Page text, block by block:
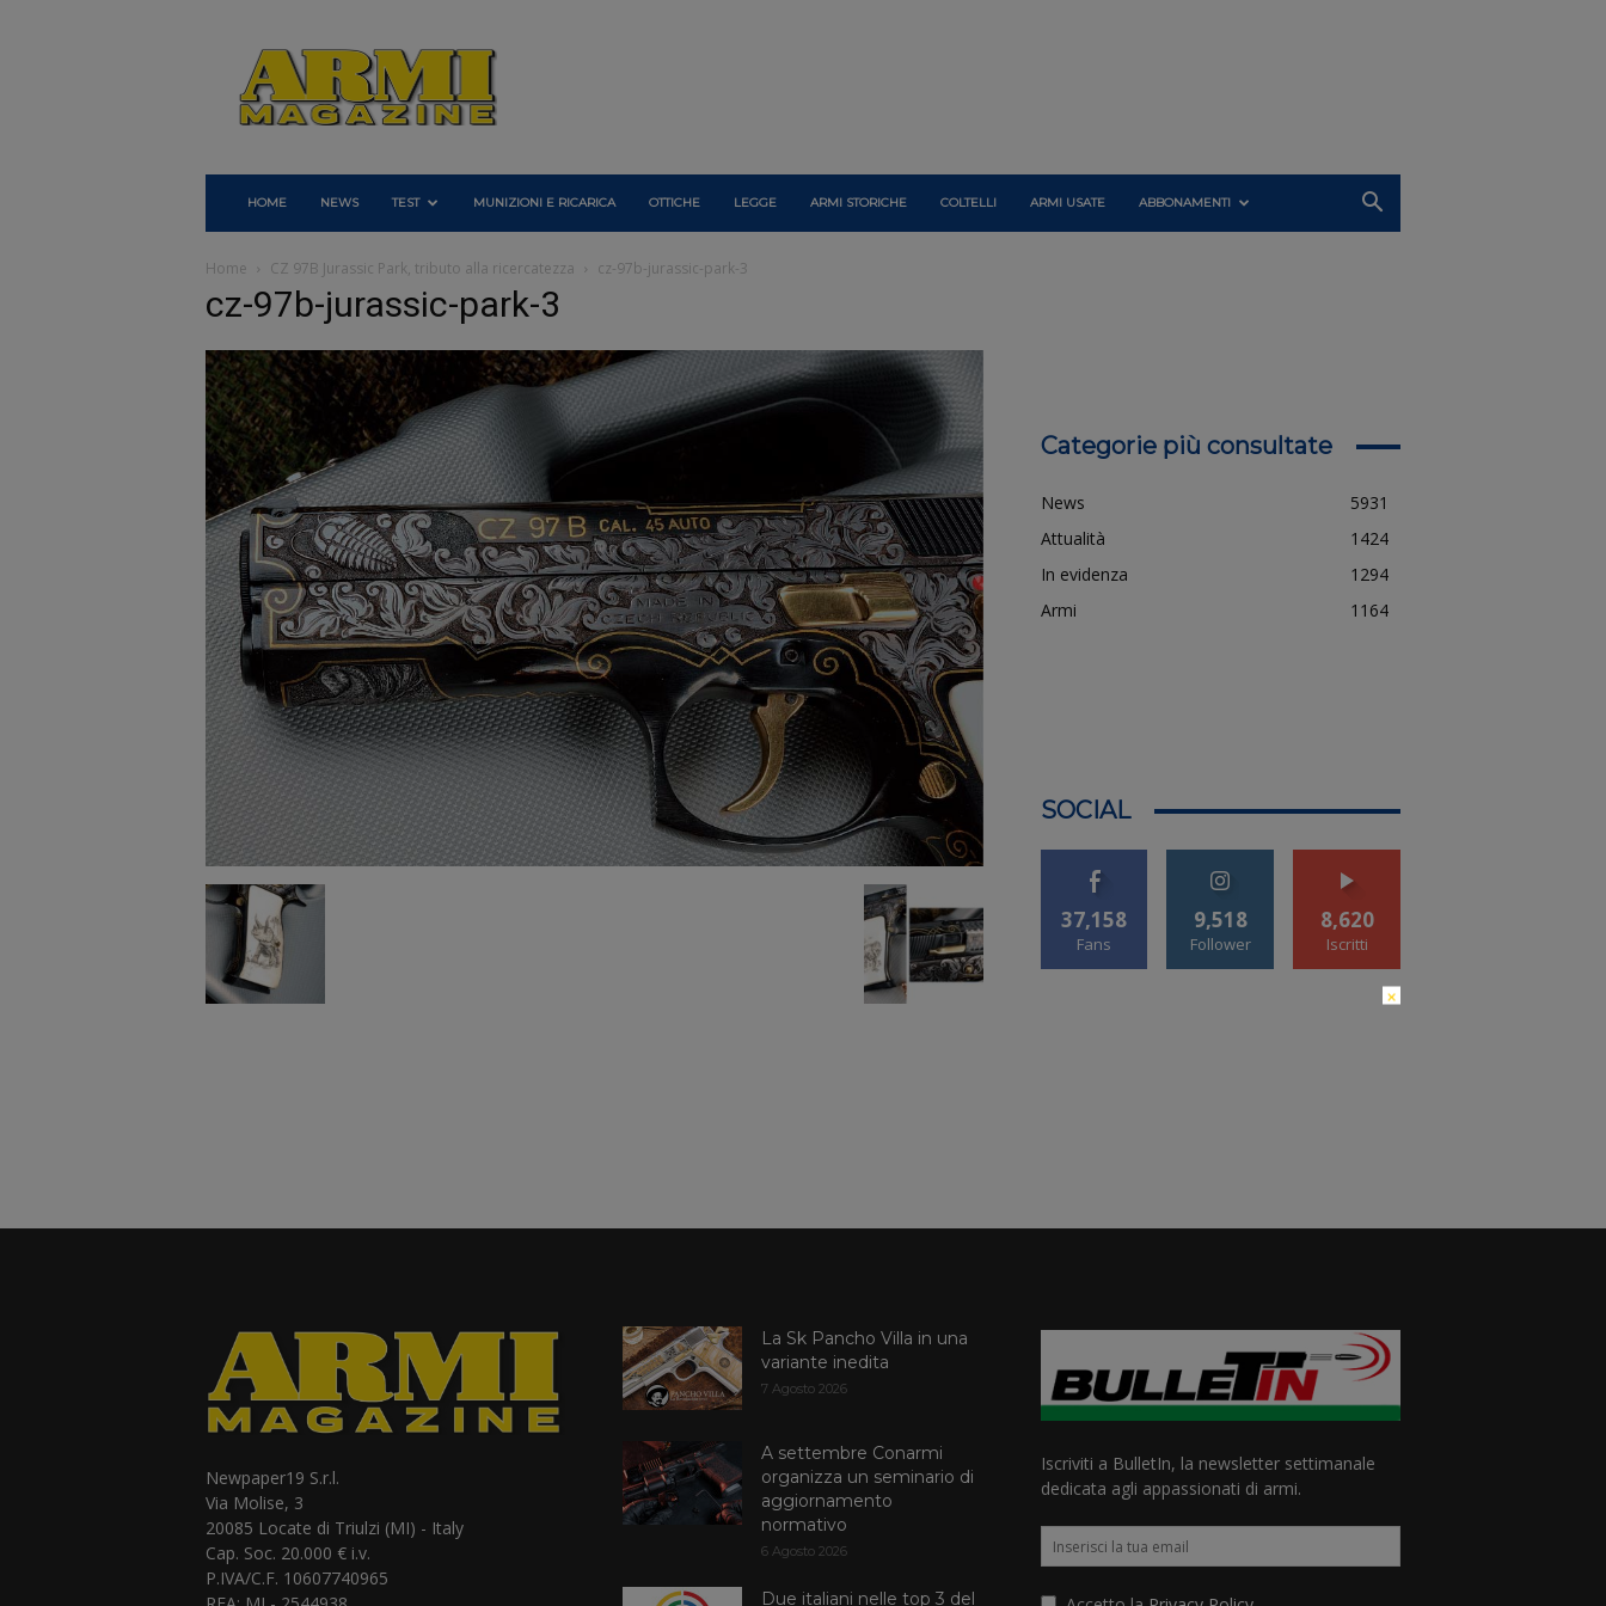
Armi
Magazine
HOME NEWS TEST MUNIZIONI E RICARICA OTTICHE LEGGE ARMI STORICHE COLTELLI ARMI USATE ABBONAMENTI
Home CZ 97B Jurassic Park, tributo alla ricercatezza cz-97b-jurassic-park-3
cz-97b-jurassic-park-3
Categorie più consultate
News
5931
Attualità
1424
In evidenza
1294
Armi
1164
SOCIAL
37,158
Fans
9,518
Follower
8,620
Iscritti
Newpaper19 S.r.l.
Via Molise, 3
20085 Locate di Triulzi (MI) - Italy
Cap. Soc. 20.000 € i.v.
P.IVA/C.F. 10607740965
La Sk Pancho Villa in una
variante inedita
7 Agosto 2026
A settembre Conarmi
organizza un seminario di
aggiornamento
normativo
6 Agosto 2026
Due italiani nelle top 3 del
Iscriviti a BulletIn, la newsletter settimanale
dedicata agli appassionati di armi.
×